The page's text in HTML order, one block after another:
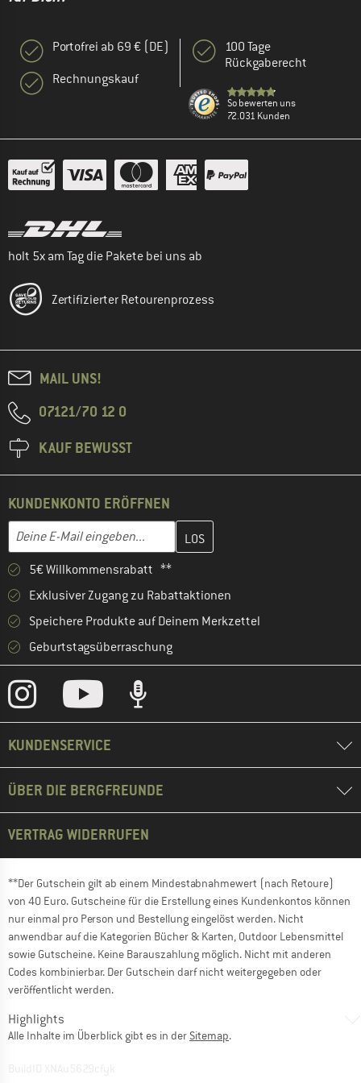
Portofrei ab 69 € (DE)
Rechnungskauf
100 Tage
Rückgaberecht
So bewerten uns
72.031 Kunden
holt 5x am Tag die Pakete bei uns ab
Zertifizierter Retourenprozess
MAIL UNS!
07121/70 12 0
KAUF BEWUSST
KUNDENKONTO ERÖFFNEN
E-Mail-Adresse
Gib hier deine E-Mail-Adresse ein und erstelle im nächsten
5€ Willkommensrabatt **
Exklusiver Zugang zu Rabattaktionen
Speichere Produkte auf Deinem Merkzettel
Geburtstagsüberraschung
KUNDENSERVICE
ÜBER DIE BERGFREUNDE
VERTRAG WIDERRUFEN
**Der Gutschein gilt ab einem Mindestabnahmewert (nach Retoure)
von 40 Euro. Gutscheine für die Erstellung eines Kundenkontos können
nur einmal pro Person und Bestellung eingelöst werden. Nicht
anwendbar auf die Kategorien Bücher & Karten, Outdoor Lebensmittel
sowie Gutscheine. Keine Barauszahlung möglich. Nicht mit anderen
Codes kombinierbar. Der Gutschein darf nicht weitergegeben oder
veröffentlicht werden.
Highlights
Alle Inhalte im Überblick gibt es in der Sitemap.